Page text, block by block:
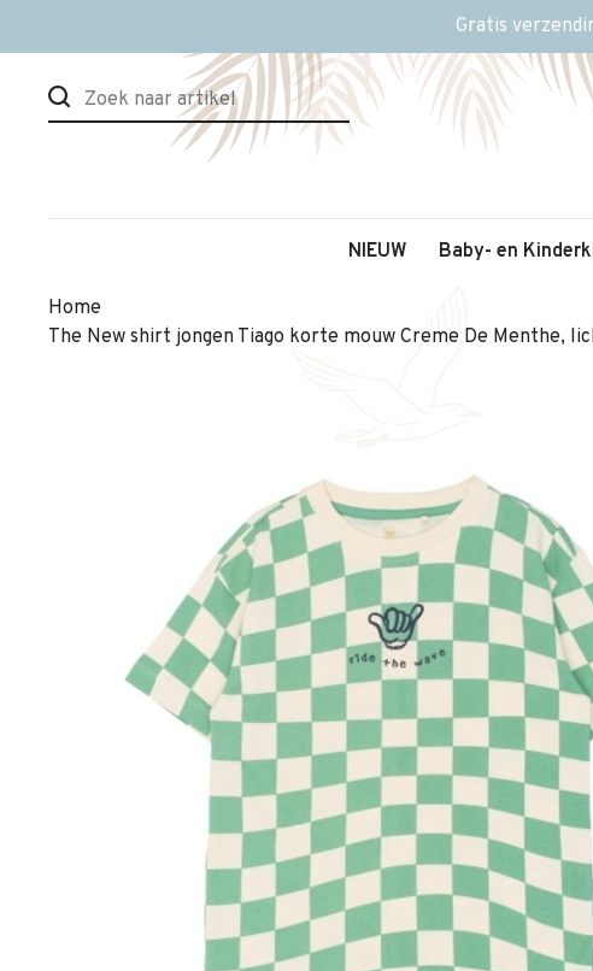
Gratis
NIEUW Baby- en
Home
The New shirt jongen Tiago korte mouw Creme De Menthe,